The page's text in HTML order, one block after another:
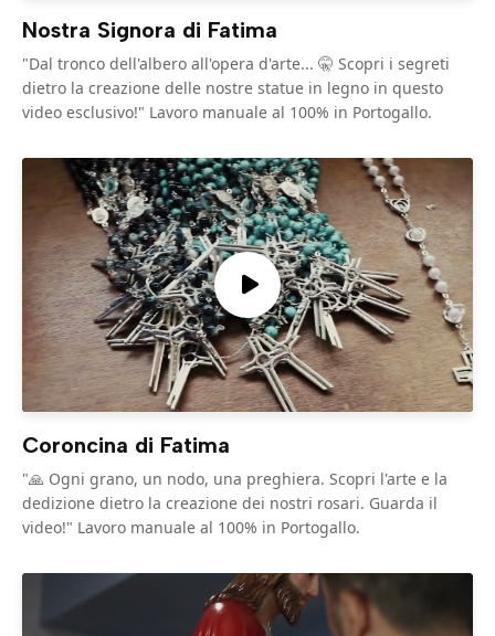
Nostra Signora di Fatima
"Dal tronco dell'albero all'opera d'arte... 🤫 Scopri i segreti
dietro la creazione delle nostre statue in legno in questo
video esclusivo!" Lavoro manuale al 100% in Portogallo.
Coroncina di Fatima
"🙏 Ogni grano, un nodo, una preghiera. Scopri l'arte e la
dedizione dietro la creazione dei nostri rosari. Guarda il
video!" Lavoro manuale al 100% in Portogallo.